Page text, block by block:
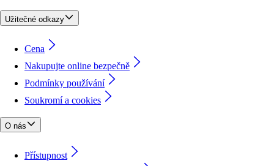
Užitečné odkazy
Cena
Nakupujte online bezpečně
Podmínky používání
Soukromí a cookies
O nás
Přístupnost